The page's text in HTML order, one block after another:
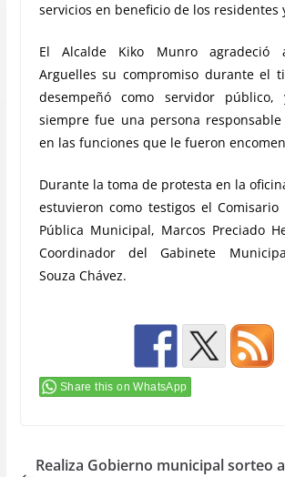
servicios en beneficio de los residentes
El Alcalde Kiko Munro agradeció
Arguelles su compromiso durante el
desempeñó como servidor
siempre fue una persona
en las funciones que le fueron
Durante la toma de protesta en la
estuvieron como testigos el Comisario
Pública Municipal, Marcos Preciado
Coordinador del Gabinete
Souza Chávez.
Share this on WhatsApp
Realiza Gobierno municipal sorteo